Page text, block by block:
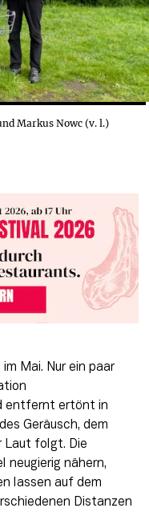
Markus Nowc (v. l.)
Mai. Nur ein paar
entfernt ertönt in
Geräusch, dem
Laut folgt. Die
neugierig nähern,
lassen auf dem
Distanzen